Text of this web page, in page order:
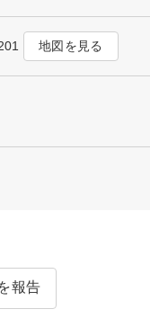
地図を見る
報告